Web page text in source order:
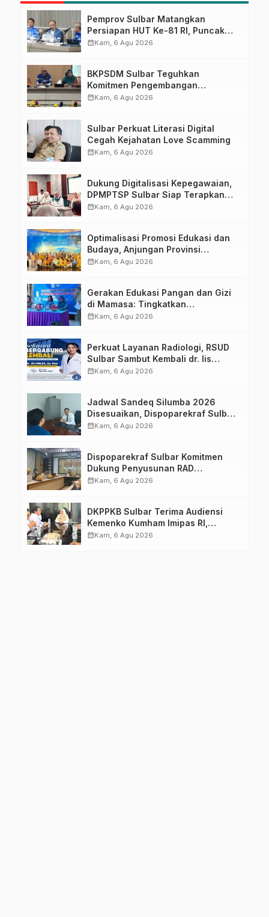
Pemprov Sulbar Matangkan
Persiapan HUT Ke-81 RI, Puncak
Upacara di Lapangan Ahmad
calendar_monthKam, 6 Agu 2026
BKPSDM Sulbar Teguhkan
Komitmen Pengembangan
Kompetensi ASN melalui
calendar_monthKam, 6 Agu 2026
Sulbar Perkuat Literasi Digital
Cegah Kejahatan Love Scamming
calendar_monthKam, 6 Agu 2026
Dukung Digitalisasi Kepegawaian,
DPMPTSP Sulbar Siap Terapkan
Aplikasi FLEKSI ASN
calendar_monthKam, 6 Agu 2026
Optimalisasi Promosi Edukasi dan
Budaya, Anjungan Provinsi
Sulawesi Barat Perkuat Kolaborasi
calendar_monthKam, 6 Agu 2026
Gerakan Edukasi Pangan dan Gizi
di Mamasa: Tingkatkan
Pengetahuan dan Keterampilan
calendar_monthKam, 6 Agu 2026
Perkuat Layanan Radiologi, RSUD
Sulbar Sambut Kembali dr. Iis
Imelda, Sp.Rad
calendar_monthKam, 6 Agu 2026
Jadwal Sandeq Silumba 2026
Disesuaikan, Dispoparekraf Sulbar
Pastikan Persiapan Tetap
calendar_monthKam, 6 Agu 2026
Dispoparekraf Sulbar Komitmen
Dukung Penyusunan RAD
TPB/SDGs Sulawesi Barat
calendar_monthKam, 6 Agu 2026
DKPPKB Sulbar Terima Audiensi
Kemenko Kumham Imipas RI,
Perkuat Pelayanan Kesehatan bagi
calendar_monthKam, 6 Agu 2026